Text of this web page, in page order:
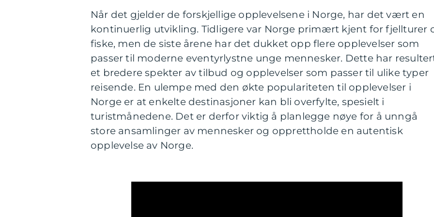
Når det gjelder de forskjellige opplevelsene i Norge, har det vært en
kontinuerlig utvikling. Tidligere var Norge primært kjent for fjellturer
fiske, men de siste årene har det dukket opp flere opplevelser som
passer til moderne eventyrlystne unge mennesker. Dette har
et bredere spekter av tilbud og opplevelser som passer til ulike typer
reisende. En ulempe med den økte populariteten til opplevelser i
Norge er at enkelte destinasjoner kan bli overfylte, spesielt i
turistmånedene. Det er derfor viktig å planlegge nøye for å unngå
store ansamlinger av mennesker og opprettholde en autentisk
opplevelse av Norge.